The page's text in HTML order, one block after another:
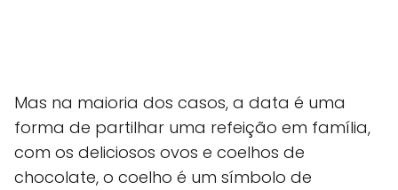
Mas na maioria dos casos, a data é uma
forma de partilhar uma refeição em família,
com os deliciosos ovos e coelhos de
chocolate, o coelho é um símbolo de